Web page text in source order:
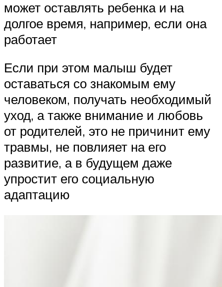
может оставлять ребенка и на
долгое время, например, если она
работает
Если при этом малыш будет
оставаться со знакомым ему
человеком, получать необходимый
уход, а также внимание и любовь
от родителей, это не причинит ему
травмы, не повлияет на его
развитие, а в будущем даже
упростит его социальную
адаптацию